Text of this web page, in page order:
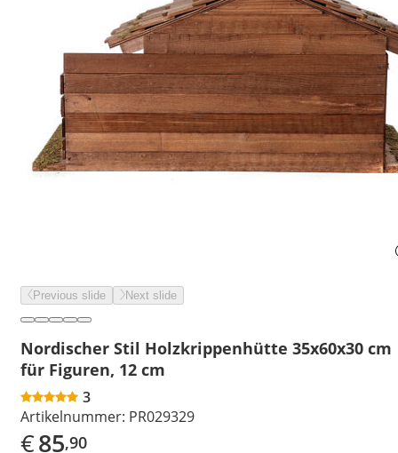
Previous slide Next slide
Nordischer Stil Holzkrippenhütte 35x60x30 cm
für Figuren, 12 cm
3
Artikelnummer: PR029329
€85,90